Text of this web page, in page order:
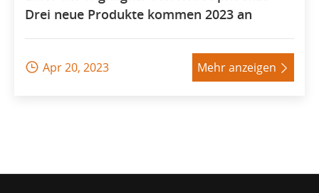
Drei neue Produkte kommen 2023 an
 Apr 20, 2023 Mehr anzeigen 